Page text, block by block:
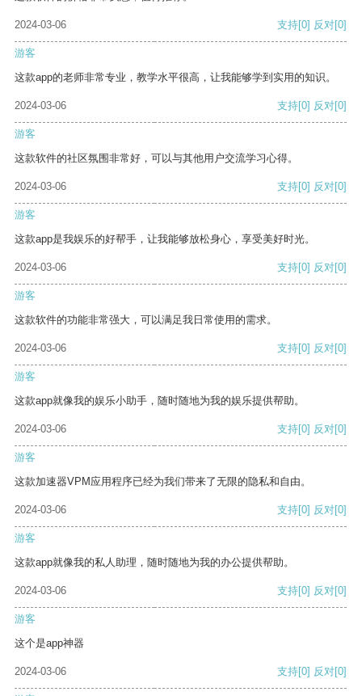
2024-03-06 支持[0] 反对[0]
游客
这款app的老师非常专业，教学水平很高，让我能够学到实用的知识。
2024-03-06 支持[0] 反对[0]
游客
这款软件的社区氛围非常好，可以与其他用户交流学习心得。
2024-03-06 支持[0] 反对[0]
游客
这款app是我娱乐的好帮手，让我能够放松身心，享受美好时光。
2024-03-06 支持[0] 反对[0]
游客
这款软件的功能非常强大，可以满足我日常使用的需求。
2024-03-06 支持[0] 反对[0]
游客
这款app就像我的娱乐小助手，随时随地为我的娱乐提供帮助。
2024-03-06 支持[0] 反对[0]
游客
这款加速器VPM应用程序已经为我们带来了无限的隐私和自由。
2024-03-06 支持[0] 反对[0]
游客
这款app就像我的私人助理，随时随地为我的办公提供帮助。
2024-03-06 支持[0] 反对[0]
游客
这个是app神器
2024-03-06 支持[0] 反对[0]